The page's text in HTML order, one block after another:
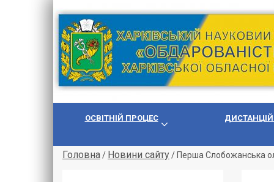
ОСВІТНІЙ ПРОЦЕС
Головна/ Новини сайту/ Перша Слобожанська